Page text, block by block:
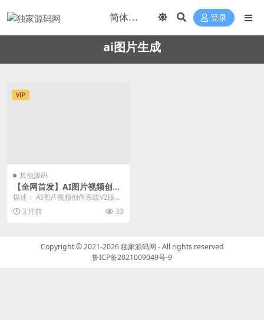
登录
ai图片生成
VIP
其他源码
【全网首发】AI图片视频创作
系统V2版本
描述： AI图片视频创作系统V2版本
一款好用的AI图片创作系统，基于
PHP ...
3 月前 33
Copyright © 2021-2026独家源码网 - All rights reserved
鲁ICP备2021009049号-9